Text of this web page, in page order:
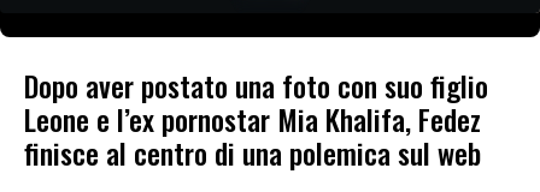
Dopo aver postato una foto con suo figlio
Leone e l’ex pornostar Mia Khalifa, Fedez
finisce al centro di una polemica sul web